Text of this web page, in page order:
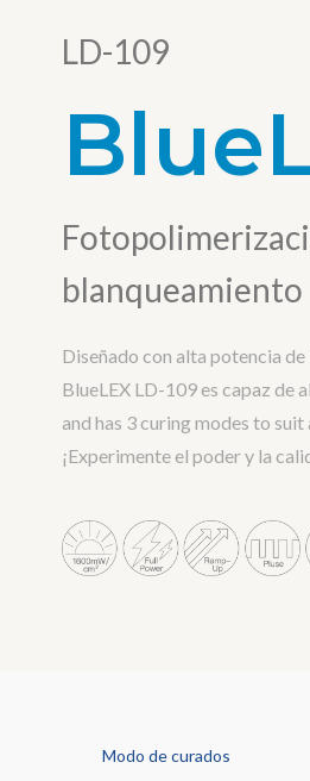
LD-109
blanqueamiento
Diseñado con alta potencia
BlueLEX LD-109 es capaz de
and has 3 curing modes to
¡Experimente el poder y la
Modo de curados